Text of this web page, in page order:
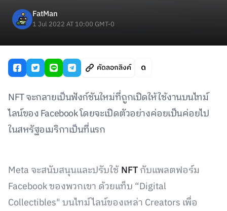
FatMan
1 Jul 2022 AT 10:00 GMT-0
คัดลอกลิงค์
NFT จะกลายเป็นฟังก์ชันใหม่ที่ถูกเปิดให้ใช้งานบนไทม์
ไลน์ของ Facebook โดยจะเปิดตัวอย่างค่อยเป็นค่อยไป
ในสหรัฐอเมริกาเป็นที่แรก
Meta จะสนับสนุนและปรับใช้NFTกับแพลตฟอร์ม
Facebook ของพวกเขา ด้วยแท็บ “Digital
Collectibles" บนไทม์ไลน์ของเหล่า Creators เพื่อ